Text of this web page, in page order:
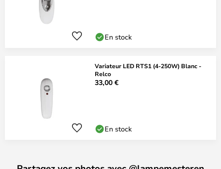
En stock
Variateur LED RTS1 (4-250W) Blanc -
Relco
33,00 €
En stock